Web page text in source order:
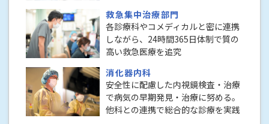
救急集中治療部門
各診療科やコメディカルと密に連携
しながら、24時間365日体制で質の
高い救急医療を追究
消化器内科
安全性に配慮した内視鏡検査・治療
で病気の早期発見・治療に努める。
他科との連携で総合的な診療を実践